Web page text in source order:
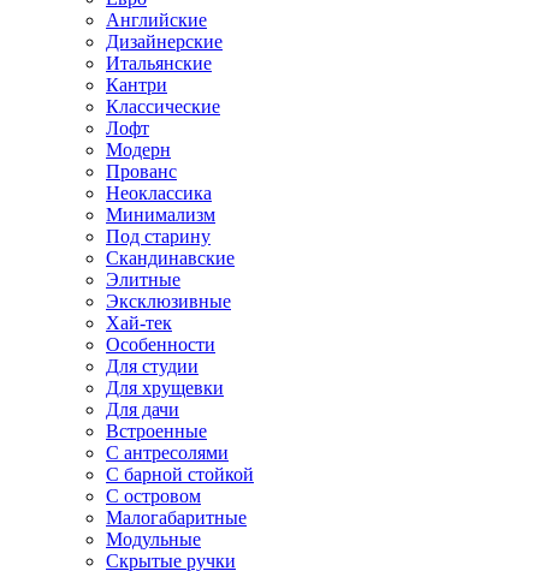
Английские
Дизайнерские
Итальянские
Кантри
Классические
Лофт
Модерн
Прованс
Неоклассика
Минимализм
Под старину
Скандинавские
Элитные
Эксклюзивные
Хай-тек
Особенности
Для студии
Для хрущевки
Для дачи
Встроенные
С антресолями
С барной стойкой
С островом
Малогабаритные
Модульные
Скрытые ручки